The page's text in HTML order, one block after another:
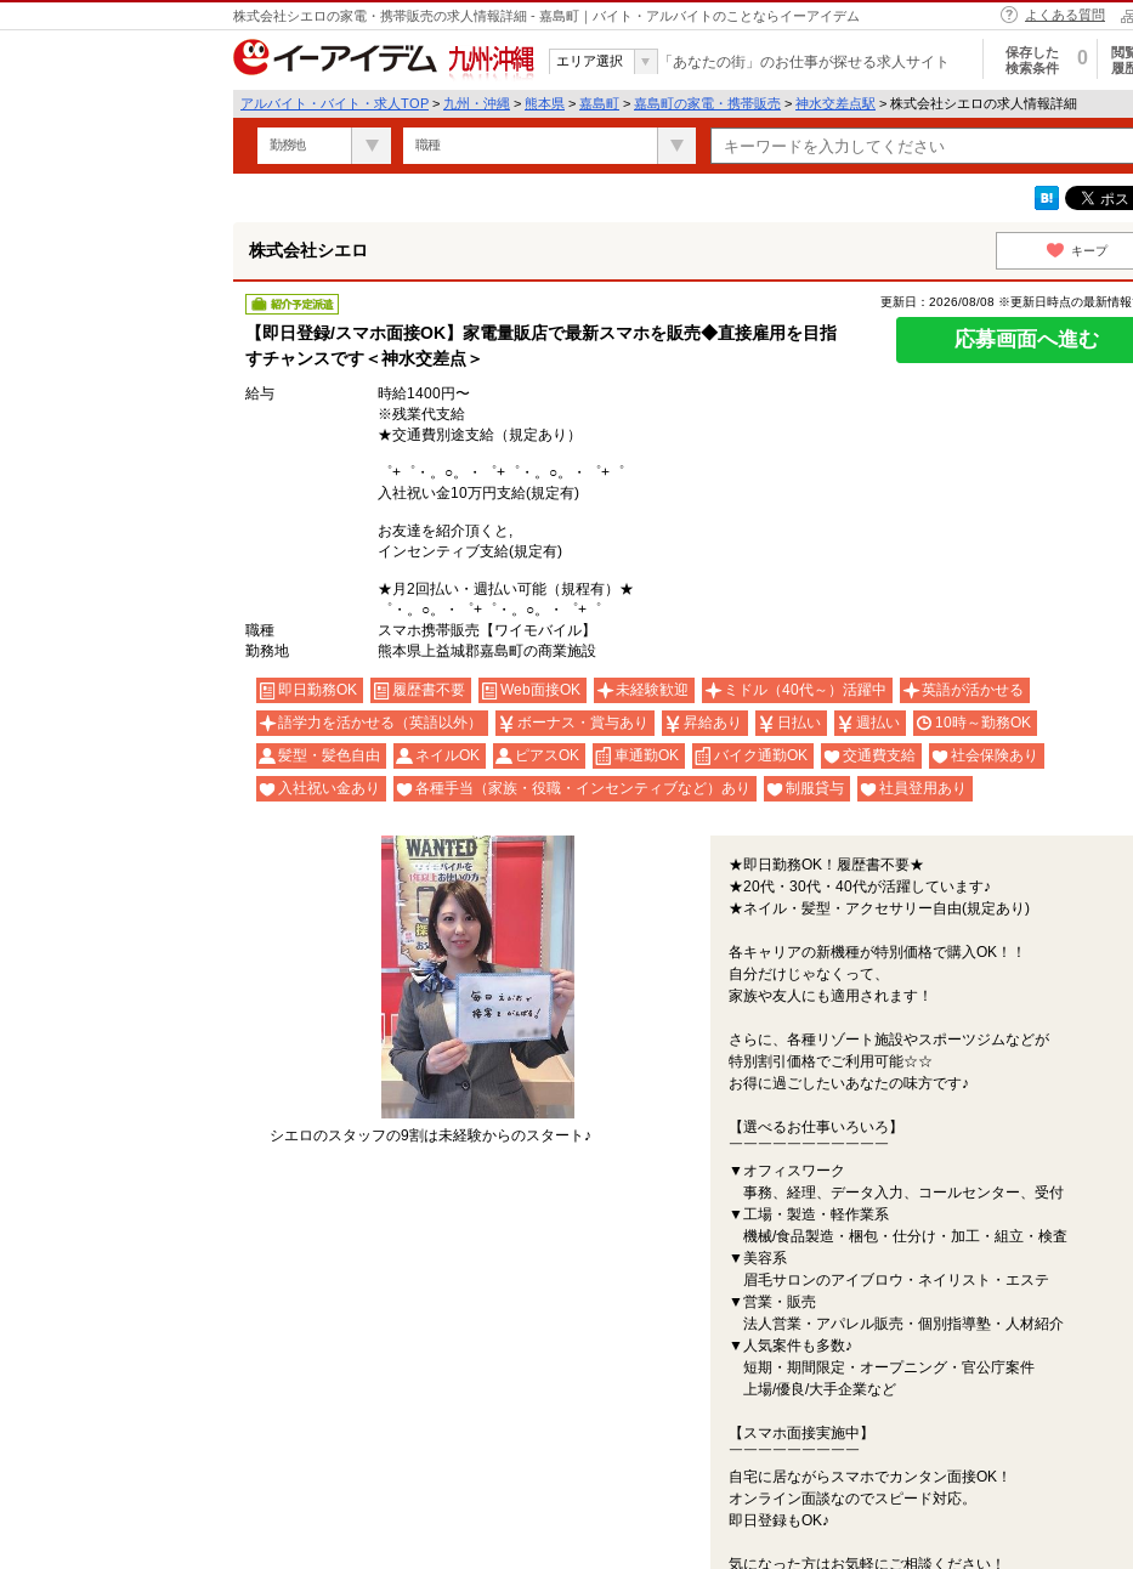
株式会社シエロの家電・携帯販売の求人情報詳細 - 嘉島町｜バイト・アルバイトのことならイーアイデム よくある質問
九州・沖縄
エリア選択 「あなたの街」のお仕事が探せる求人サイト
保存した
検索条件
0
閲
履
アルバイト・バイト・求人TOP > 九州・沖縄 > 熊本県 > 嘉島町 > 嘉島町の家電・携帯販売 > 神水交差点駅 > 株式会社シエロの求人情報詳細
勤務地 職種
遣
株式会社シエロ キープ
紹介予定派遣
【即日登録/スマホ面接OK】家電量販店で最新スマホを販売◆直接雇用を目指
すチャンスです＜神水交差点＞
更新日：2026/08/08 ※更新日時点の最新情報
応募画面へ進む
給与
時給1400円〜
※残業代支給
★交通費別途支給（規定あり）
゜+゜・。○。・゜+゜・。○。・゜+゜
入社祝い金10万円支給(規定有)
お友達を紹介頂くと,
インセンティブ支給(規定有)
★月2回払い・週払い可能（規程有）★
゜・。○。・゜+゜・。○。・゜+゜
職種
スマホ携帯販売【ワイモバイル】
勤務地
熊本県上益城郡嘉島町の商業施設
即日勤務OK 履歴書不要 Web面接OK 未経験歓迎 ミドル（40代～）活躍中
英語が活かせる
語学力を活かせる（英語以外）
ボーナス・賞与あり 昇給あり 日払い 週払い
10時～勤務OK
髪型・髪色自由
ネイルOK ピアスOK 車通勤OK バイク通勤OK 交通費支給
社会保険あり
入社祝い金あり
各種手当（家族・役職・インセンティブなど）あり 制服貸与 社員登用あり
シエロのスタッフの9割は未経験からのスタート♪
★即日勤務OK！履歴書不要★
★20代・30代・40代が活躍しています♪
★ネイル・髪型・アクセサリー自由(規定あり)
各キャリアの新機種が特別価格で購入OK！！
自分だけじゃなくって、
家族や友人にも適用されます！
さらに、各種リゾート施設やスポーツジムなどが
特別割引価格でご利用可能☆☆
お得に過ごしたいあなたの味方です♪
【選べるお仕事いろいろ】
￣￣￣￣￣￣￣￣￣￣￣
▼オフィスワーク
事務、経理、データ入力、コールセンター、受付
▼工場・製造・軽作業系
機械/食品製造・梱包・仕分け・加工・組立・検査
▼美容系
眉毛サロンのアイブロウ・ネイリスト・エステ
▼営業・販売
法人営業・アパレル販売・個別指導塾・人材紹介
▼人気案件も多数♪
短期・期間限定・オープニング・官公庁案件
上場/優良/大手企業など
【スマホ面接実施中】
￣￣￣￣￣￣￣￣￣
自宅に居ながらスマホでカンタン面接OK！
オンライン面談なのでスピード対応。
即日登録もOK♪
気になった方はお気軽にご相談ください！